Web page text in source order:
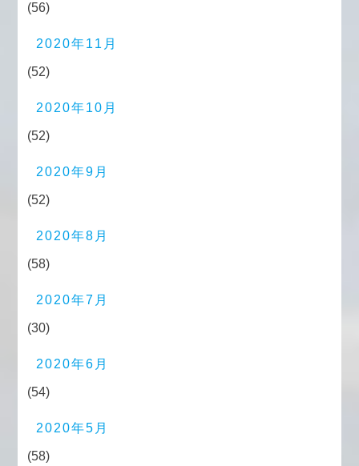
(56)
2020年11月
(52)
2020年10月
(52)
2020年9月
(52)
2020年8月
(58)
2020年7月
(30)
2020年6月
(54)
2020年5月
(58)